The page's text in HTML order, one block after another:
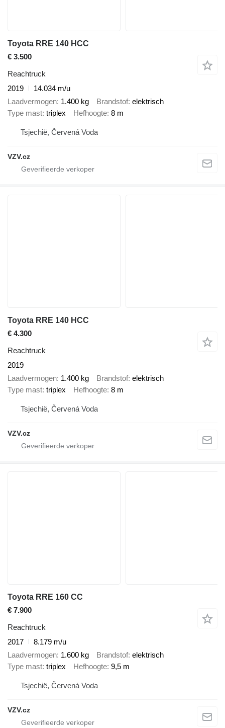
Toyota RRE 140 HCC
€ 3.500
Reachtruck
2019
14.034 m/u
Laadvermogen 1.400 kg Brandstof elektrisch
Type mast triplex Hefhoogte 8 m
Tsjechië, Červená Voda
VZV.cz
Toyota RRE 140 HCC
€ 4.300
Reachtruck
2019
Laadvermogen 1.400 kg Brandstof elektrisch
Type mast triplex Hefhoogte 8 m
Tsjechië, Červená Voda
VZV.cz
Toyota RRE 160 CC
€ 7.900
Reachtruck
2017
8.179 m/u
Laadvermogen 1.600 kg Brandstof elektrisch
Type mast triplex Hefhoogte 9,5 m
Tsjechië, Červená Voda
VZV.cz